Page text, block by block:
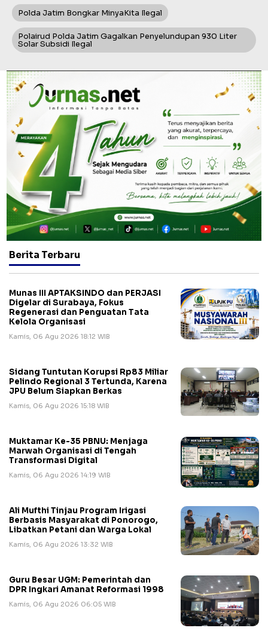
Polda Jatim Bongkar MinyaKita Ilegal
Polairud Polda Jatim Gagalkan Penyelundupan 930 Liter
Solar Subsidi Ilegal
Berita Terbaru
Munas III APTAKSINDO dan PERJASI
Digelar di Surabaya, Fokus
Regenerasi dan Penguatan Tata
Kelola Organisasi
Kamis, 06 Agu 2026 18:12 WIB
Sidang Tuntutan Korupsi Rp83 Miliar
Pelindo Regional 3 Tertunda, Karena
JPU Belum Siapkan Berkas
Kamis, 06 Agu 2026 15:18 WIB
Muktamar Ke-35 PBNU: Menjaga
Marwah Organisasi di Tengah
Transformasi Digital
Kamis, 06 Agu 2026 14:19 WIB
Ali Mufthi Tinjau Program Irigasi
Berbasis Masyarakat di Ponorogo,
Libatkan Petani dan Warga Lokal
Kamis, 06 Agu 2026 13:32 WIB
Guru Besar UGM: Pemerintah dan
DPR Ingkari Amanat Reformasi 1998
Kamis, 06 Agu 2026 06:05 WIB